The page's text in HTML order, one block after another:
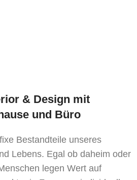
& Design mit
und Büro
Bestandteile unseres
Lebens. Egal ob daheim oder
legen Wert auf